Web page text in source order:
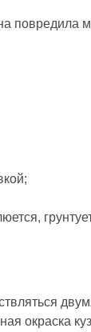
повредила
окраска